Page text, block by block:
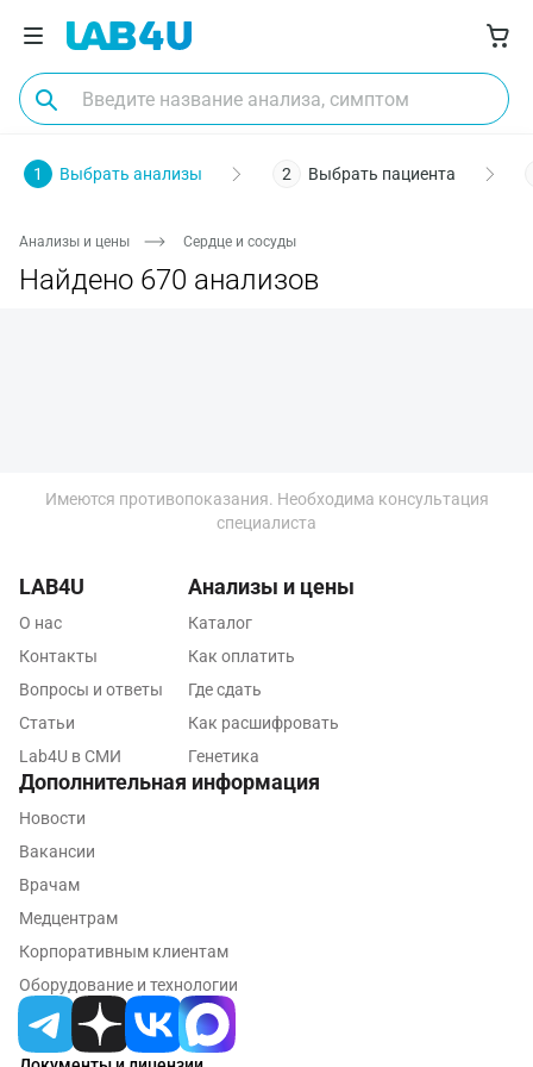
1 Выбрать анализы 2 Выбрать пациента
Анализы и цены Сердце и сосуды
Найдено 670 анализов
Москва
Казань
Альметьевск
Армавир
Барнаул
Великий Новгород
Имеются противопоказания. Необходима консультация
специалиста
LAB4U
О нас
Контакты
Вопросы и ответы
Статьи
Lab4U в СМИ
Анализы и цены
Каталог
Как оплатить
Где сдать
Как расшифровать
Генетика
Дополнительная информация
Новости
Вакансии
Врачам
Медцентрам
Корпоративным клиентам
Оборудование и технологии